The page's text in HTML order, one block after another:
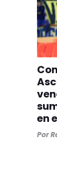
en
Por